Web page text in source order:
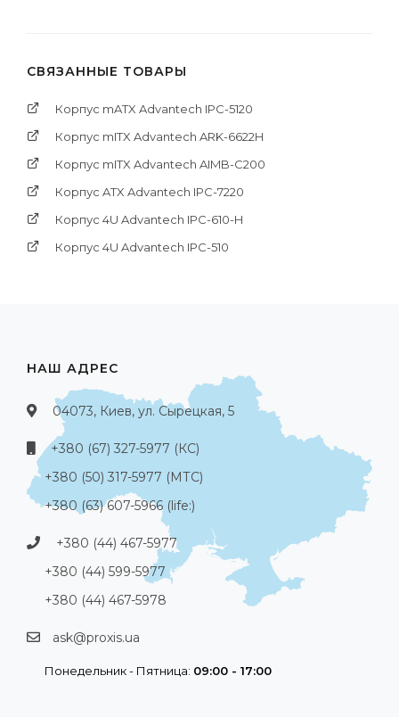
СВЯЗАННЫЕ ТОВАРЫ
Корпус mATX Advantech IPC-5120
Корпус mITX Advantech ARK-6622H
Корпус mITX Advantech AIMB-C200
Корпус ATX Advantech IPC-7220
Корпус 4U Advantech IPC-610-H
Корпус 4U Advantech IPC-510
НАШ АДРЕС
04073, Киев, ул. Сырецкая, 5
+380 (67) 327-5977 (КС)
+380 (50) 317-5977 (МТС)
+380 (63) 607-5966 (life:)
+380 (44) 467-5977
+380 (44) 599-5977
+380 (44) 467-5978
ask@proxis.ua
Понедельник - Пятница: 09:00 - 17:00